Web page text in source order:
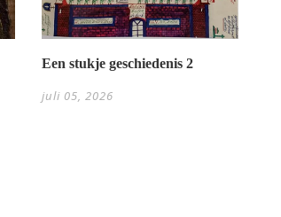
Een stukje geschiedenis 2
juli 05, 2026